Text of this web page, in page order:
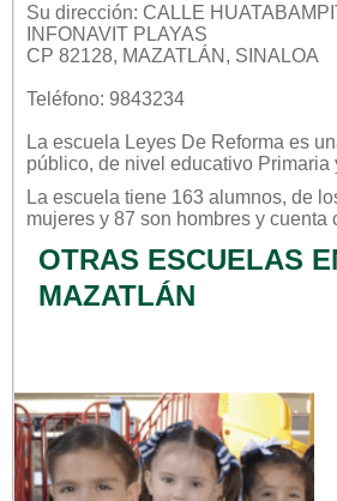
Su dirección: CALLE
INFONAVIT PLAYAS
CP 82128, MAZATLÁN, SINALOA
Teléfono: 9843234
La escuela Leyes De Reforma es
público, de nivel educativo Primaria
La escuela tiene 163 alumnos, de
mujeres y 87 son hombres y cuenta
OTRAS ESCUELAS
MAZATLÁN